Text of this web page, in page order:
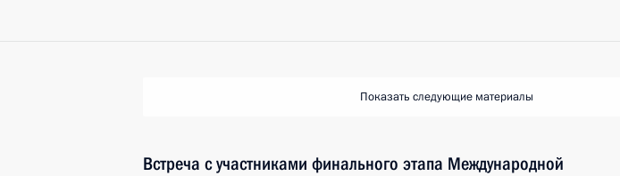
Показать следующие материалы
Встреча с участниками финального этапа Международной